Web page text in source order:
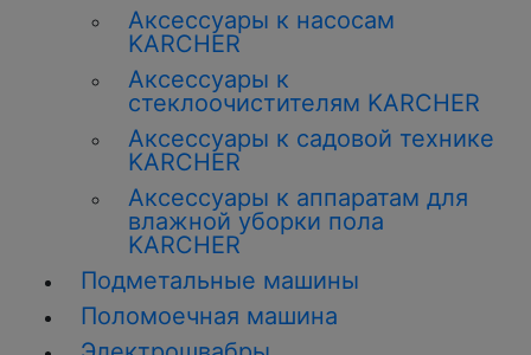
Аксессуары к насосам
KARCHER
Аксессуары к
стеклоочистителям KARCHER
Аксессуары к садовой технике
KARCHER
Аксессуары к аппаратам для
влажной уборки пола
KARCHER
Подметальные машины
Поломоечная машина